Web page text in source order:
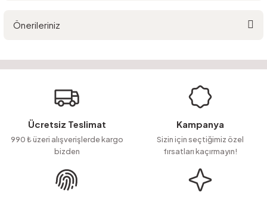
Soru Sor
Önerileriniz
Görüş ve önerileriniz için teşekkür ederiz.
Ürün resmi kalitesiz, bozuk veya görüntülenemiyor.
Ürün açıklamasında eksik bilgiler bulunuyor.
Ürün bilgilerinde hatalar bulunuyor.
Ürün fiyatı diğer sitelerden daha pahalı.
Bu ürüne benzer farklı alternatifler olmalı.
Ücretsiz Teslimat
990 ₺ üzeri alışverişlerde kargo
bizden
Kampanya
Sizin için seçtiğimiz özel
fırsatları kaçırmayın!